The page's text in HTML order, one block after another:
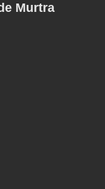
Murtra